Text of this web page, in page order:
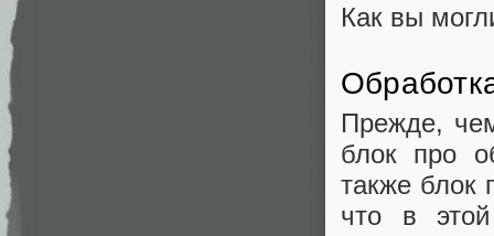
Как вы
Прежде,
блок про
также блок
что в